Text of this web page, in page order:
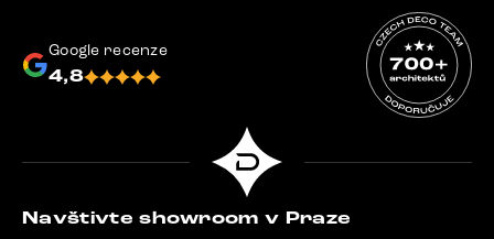
Google recenze
4,8
Navštivte showroom v Praze